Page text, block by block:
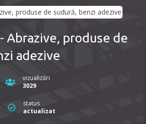
Abrazive, produse de
adezive
vizualizări
3029
status
actualizat